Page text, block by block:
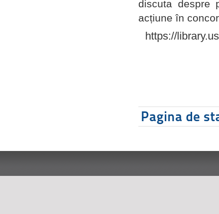
discuta despre
acțiune în
https://
Pagina de